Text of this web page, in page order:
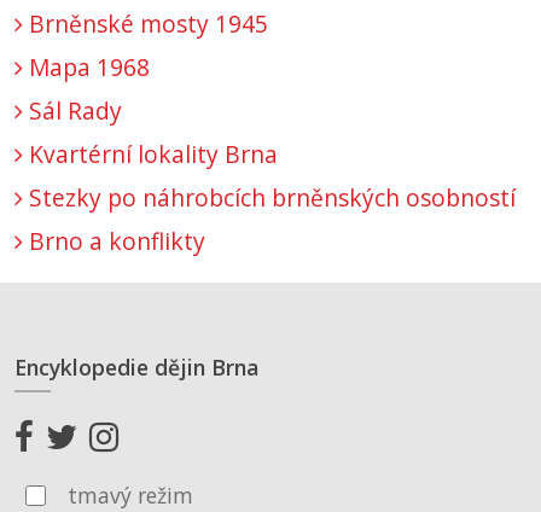
Brněnské mosty 1945
Mapa 1968
Sál Rady
Kvartérní lokality Brna
Stezky po náhrobcích brněnských osobností
Brno a konflikty
Encyklopedie dějin Brna
tmavý režim